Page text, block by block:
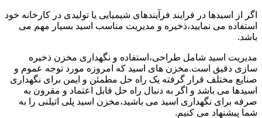
اگر از اسیدها در فرایند فرآیندهای شیمیایی یا تولیدی در کارخانه خود
استفاده می نمایید،ذخیره و مدیریت مناسب اسید بسیار مهم می
باشد.
مدیریت اسید شامل طراحی،استفاده و نگهداری مخزن ذخیره
سازی دقیق است.مخزن های اسید که امروزه مورد توجه عموم و
صنایع مختلف قرار گرفته یک راه حل مطمئن و ایمن برای نگهداری
اسیدها می باشد و اگر به دنبال راه حل قابل اعتماد و مقرون به
صرفه برای نگهداری اسید می باشید،مخزن اسید پلی اتیلنی را به
شما پیشنهاد می کنیم.